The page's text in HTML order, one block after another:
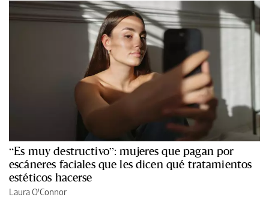
“Es muy destructivo”: mujeres que pagan por
escáneres faciales que les dicen qué tratamientos
estéticos hacerse
Laura O'Connor